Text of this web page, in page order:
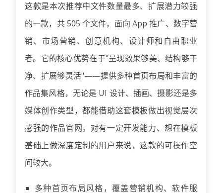
这款是本次推荐中文件数量最多、扩展潜力较强
的一款，共 505 个文件，面向 App 推广、数字营
销、市场营销、创意机构、设计师和自由职业
者。它的核心优势在于"呈现效果够美、结构够干
净、扩展够灵活"——提供多种首页布局和丰富的
作品集风格，无论是 UI 设计、插画、摄影还是多
媒体创作类型，都能借助这套模板做出视觉层次
感强的作品官网。对有一定开发能力、想在模板
基础上做深度定制的用户来说，这款的可操作空
间较大。
多种首页布局风格，覆盖营销机构、软件服